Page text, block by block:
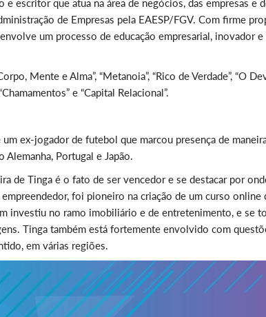
e escritor que atua na área de negócios, das empresas e
de Empresas pela EAESP/FGV. Com firme
um processo de educação empresarial, inovador
Mente e Alma”, “Metanoia”, “Rico de Verdade”, “O
e “Capital Relacional”.
ex-jogador de futebol que marcou presença de
Portugal e Japão.
de Tinga é o fato de ser vencedor e se destacar por
foi pioneiro na criação de um curso
investiu no ramo imobiliário e de entretenimento, e se
Tinga também está fortemente envolvido com
em várias regiões.